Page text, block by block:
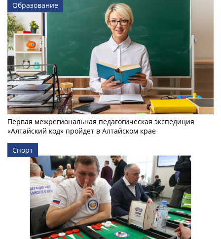
Образование
Первая межрегиональная педагогическая экспедиция
«Алтайский код» пройдет в Алтайском крае
Спорт